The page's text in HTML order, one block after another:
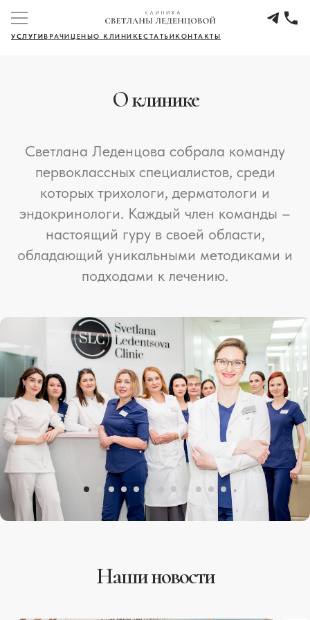
УСЛУГИВРАЧИЦЕНЫО КЛИНИКЕСТАТЬИКОНТАКТЫ
О клинике
Светлана Леденцова собрала команду
первоклассных специалистов, среди
которых трихологи, дерматологи и
эндокринологи. Каждый член команды –
настоящий гуру в своей области,
обладающий уникальными методиками и
подходами к лечению.
Наши новости